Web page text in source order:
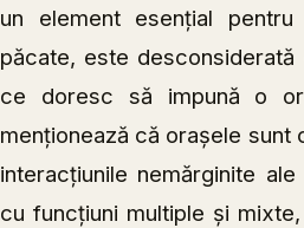
un element esențial
păcate, este
ce doresc să impună o
menționează că orașele sunt
interacțiunile nemărginite
cu funcțiuni multiple și